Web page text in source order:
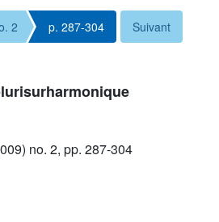
2 p. 287-304 Suivant
no. 2, pp. 287-304